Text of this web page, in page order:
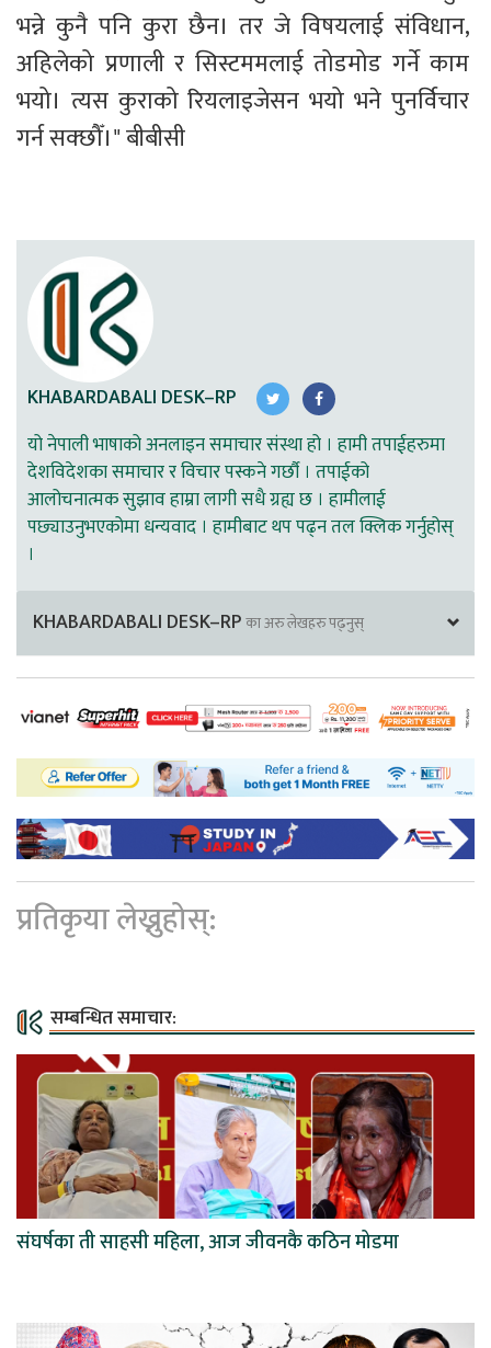
भन्ने कुनै पनि कुरा छैन। तर जे विषयलाई संविधान,
अहिलेको प्रणाली र सिस्टममलाई तोडमोड गर्ने काम
भयो। त्यस कुराको रियलाइजेसन भयो भने पुनर्विचार
गर्न सक्छौँ।" बीबीसी
KHABARDABALI DESK–RP
यो नेपाली भाषाको अनलाइन समाचार संस्था हो । हामी तपाईहरुमा
देशविदेशका समाचार र विचार पस्कने गर्छौ । तपाईको
आलोचनात्मक सुझाव हाम्रा लागी सधै ग्रह्य छ । हामीलाई
पछ्याउनुभएकोमा धन्यवाद । हामीबाट थप पढ्न तल क्लिक गर्नुहोस्
।
KHABARDABALI DESK–RPका अरु लेखहरु पढ्नुस्
प्रतिकृया लेख्नुहोस्:
सम्बन्धित समाचार:
संघर्षका ती साहसी महिला, आज जीवनकै कठिन मोडमा